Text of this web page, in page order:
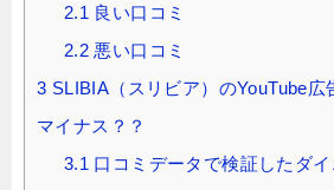
2.1 良い口コミ
2.2 悪い口コミ
3 SLIBIA（スリビア）のYouTube広
マイナス？？
3.1 口コミデータで検証したダ